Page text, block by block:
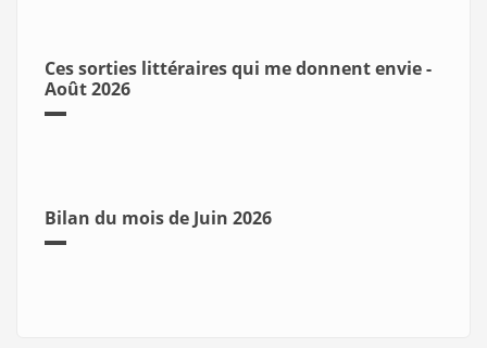
Ces sorties littéraires qui me donnent envie -
Août 2026
Bilan du mois de Juin 2026